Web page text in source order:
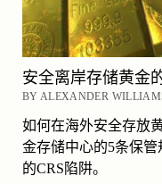
安全离岸存储黄金
BY ALEXANDER
如何在海外安全存放
金存储中心的5条保
的CRS陷阱。